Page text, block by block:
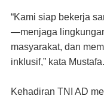
“Kami siap bekerja
—menjaga
masyarakat, dan
inklusif,” kata Mustafa.
Kehadiran TNI AD